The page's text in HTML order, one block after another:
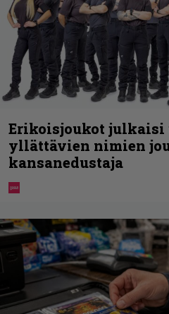
Erikoisjoukot julkaisi
yllättävien nimien
kansanedustaja